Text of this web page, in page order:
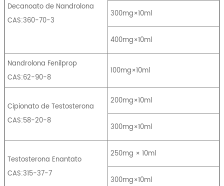
Decanoato de Nandrolona
CAS:360-70-3
300mg×10ml
400mg×10ml
Nandrolona Fenilprop
CAS:62-90-8
100mg×10ml
Cipionato de Testosterona
CAS:58-20-8
200mg×10ml
300mg×10ml
Testosterona Enantato
CAS:315-37-7
250mg × 10ml
300mg×10ml